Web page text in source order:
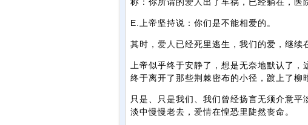
E.上帝坚持说：你们是不能相爱的。
其时， 爱人 已经死里逃生，我们的爱，继续
上帝似乎终于安静了，想是无奈地默认了
终于离开了那些荆棘密布的小径，踱上了柳
只是、只是我们、我们曾经扬言无须介意平
淡中慢慢老去， 爱情在惶恐里陡然丧命。